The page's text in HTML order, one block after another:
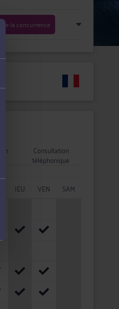
de la concurrence
Consultation
téléphonique
JEU VEN
SAM